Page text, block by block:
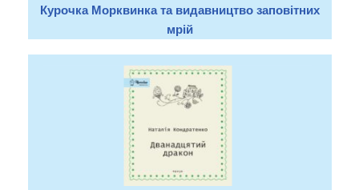
Курочка Морквинка та видавництво заповітних
мрій